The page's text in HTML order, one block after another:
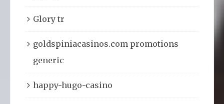
Glory tr
goldspiniacasinos.com promotions
generic
happy-hugo-casino